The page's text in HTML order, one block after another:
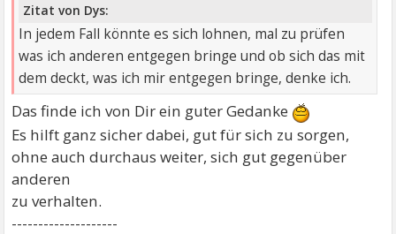
Zitat von Dys:
In jedem Fall könnte es sich lohnen, mal zu prüfen
was ich anderen entgegen bringe und ob sich das mit
dem deckt, was ich mir entgegen bringe, denke ich.
Das finde ich von Dir ein guter Gedanke
Es hilft ganz sicher dabei, gut für sich zu sorgen,
ohne auch durchaus weiter, sich gut gegenüber
anderen
zu verhalten.
--------------------